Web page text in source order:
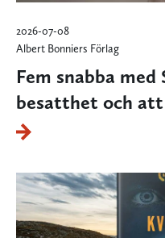
2026-07-08
Albert Bonniers Förlag
Fem snabba med
besatthet och